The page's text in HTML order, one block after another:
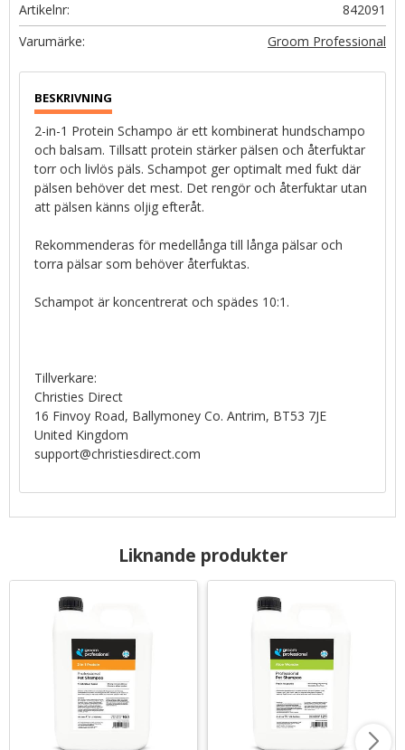
Artikelnr
842091
Groom Professional
2-in-1 Protein Schampo är ett kombinerat hundschampo
och balsam. Tillsatt protein stärker pälsen och återfuktar
torr och livlös päls. Schampot ger optimalt med fukt där
pälsen behöver det mest. Det rengör och återfuktar utan
att pälsen känns oljig efteråt.
Rekommenderas för medellånga till långa pälsar och
torra pälsar som behöver återfuktas.
Schampot är koncentrerat och spädes 10:1.
Tillverkare:
Christies Direct
16 Finvoy Road, Ballymoney Co. Antrim, BT53 7JE
United Kingdom
support@christiesdirect.com
Liknande produkter